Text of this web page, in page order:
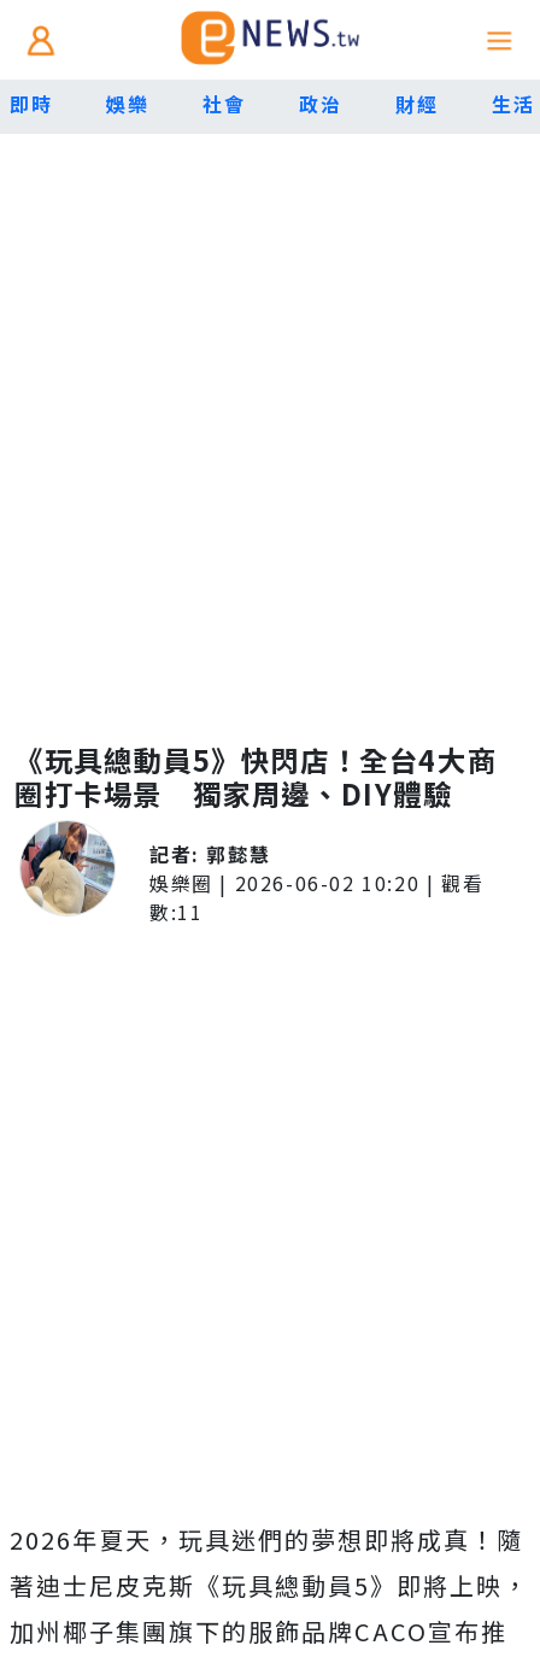
即時 娛樂 社會 政治 財經 生活
《玩具總動員5》快閃店！全台4大商
圈打卡場景 獨家周邊、DIY體驗
記者:郭懿慧
娛樂圈 | 2026-06-02 10:20 | 觀看
數:11
2026年夏天，玩具迷們的夢想即將成真！隨
著迪士尼皮克斯《玩具總動員5》即將上映，
加州椰子集團旗下的服飾品牌CACO宣布推